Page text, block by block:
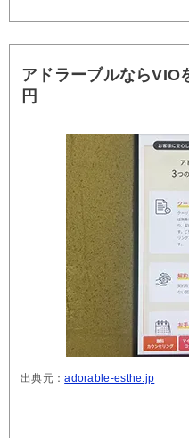
アドラーブルならVIO
円
出典元：adorable-esthe.jp